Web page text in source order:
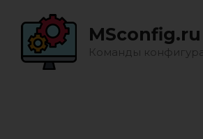
содержимому MSconfig.ru
Команды